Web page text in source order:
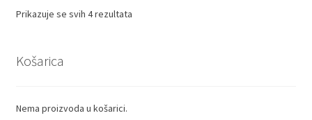
Prikazuje se svih 4 rezultata
Košarica
Nema proizvoda u košarici.